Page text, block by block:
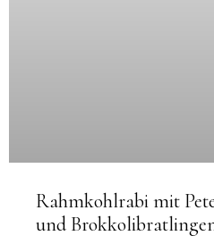
Rahmkohlrabi mit
und